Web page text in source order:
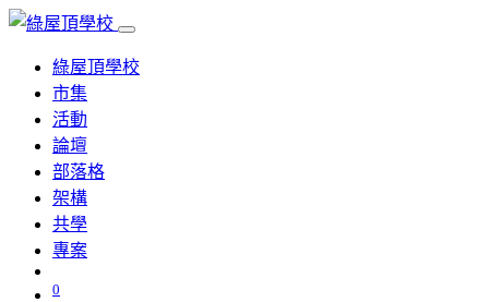
綠屋頂學校
市集
活動
論壇
部落格
架構
共學
專案
0